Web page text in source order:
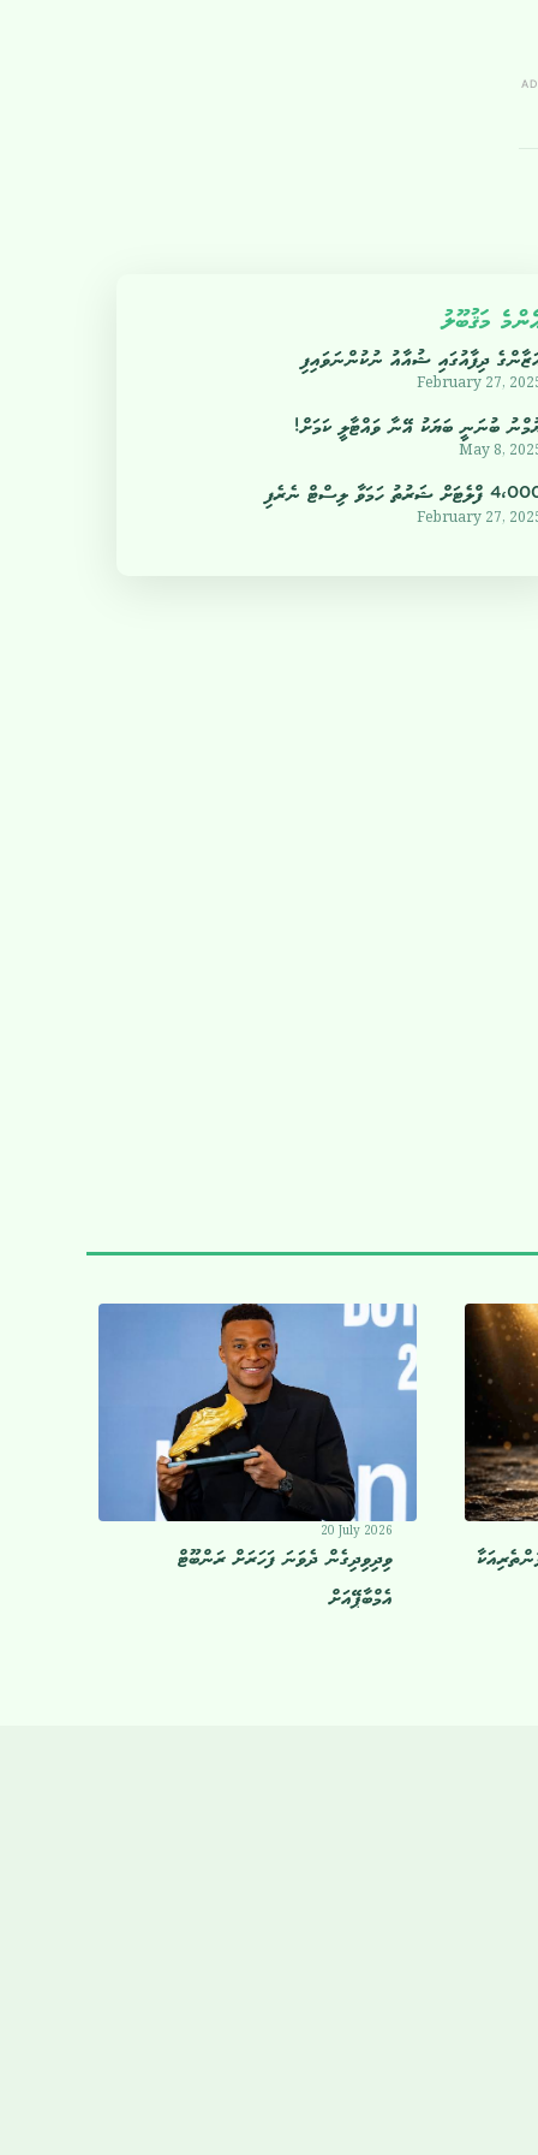
މަޤުބޫލު
ދިފާއުގައި ޝުއާއު ނުކުންނަވައިފި
February 27,
ބުނަނީ ބަޔަކު އޭނާ ވައްޓާލީ ކަމަށް!
May 8,
ފްލެޓަށް ޝަރުތު ހަމަވާ ލިސްޓް ނެރެފި
February 27,
20 July 2026
ވިދިވިދިގެން ދެވަނަ ފަހަރަށް ރަންބޫޓް
އެމްބާޕޭއަށް